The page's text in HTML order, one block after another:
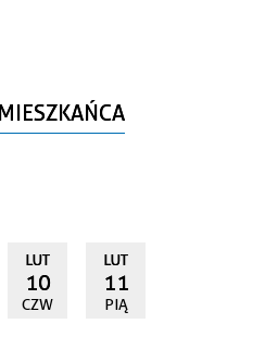
LUT
10
CZW
LUT
11
PIĄ